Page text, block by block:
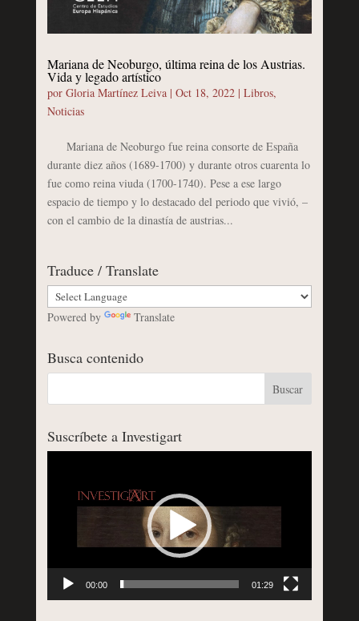
Mariana de Neoburgo, última reina de los Austrias.
Vida y legado artístico
por Gloria Martínez Leiva| Oct 18, 2022| Libros,
Noticias
Mariana de Neoburgo fue reina consorte de España
durante diez años (1689-1700) y durante otros cuarenta lo
fue como reina viuda (1700-1740). Pese a ese largo
espacio de tiempo y lo destacado del periodo que vivió, –
con el cambio de la dinastía de austrias...
Traduce / Translate
Powered by Translate
Busca contenido
Suscríbete a Investigart
00:00 01:29